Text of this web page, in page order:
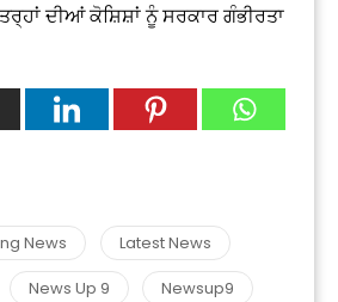
ਦੀਆਂ ਕੋਸ਼ਿਸ਼ਾਂ ਨੂੰ ਸਰਕਾਰ ਗੰਭੀਰਤਾ
News
Latest News
News Up 9
Newsup9